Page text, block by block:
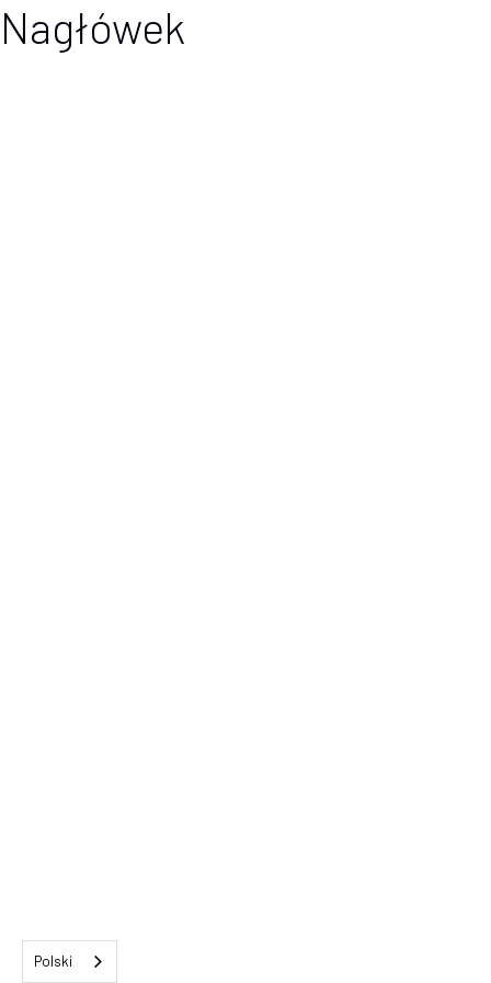
Nagłówek
Polski